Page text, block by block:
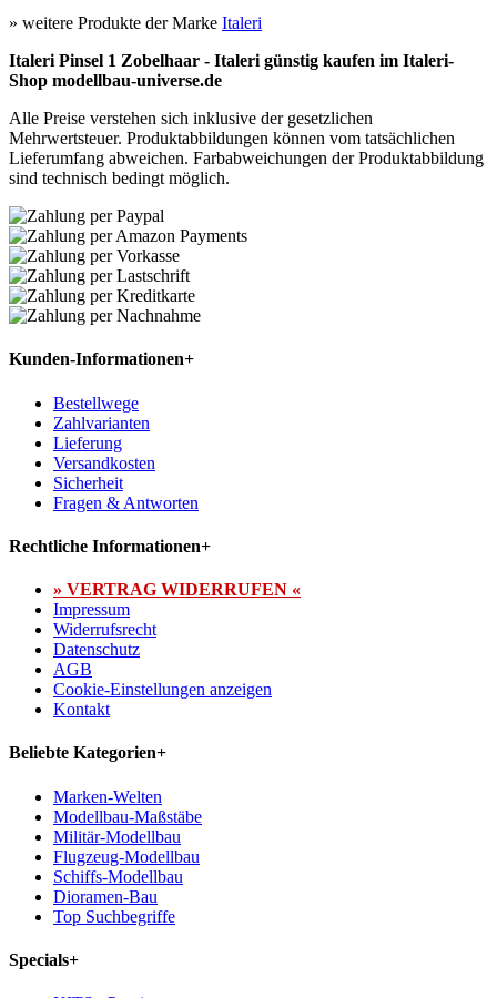
» weitere Produkte der Marke Italeri
Italeri Pinsel 1 Zobelhaar - Italeri günstig kaufen im Italeri-
Shop modellbau-universe.de
Alle Preise verstehen sich inklusive der gesetzlichen
Mehrwertsteuer. Produktabbildungen können vom tatsächlichen
Lieferumfang abweichen. Farbabweichungen der Produktabbildung
sind technisch bedingt möglich.
Kunden-Informationen+
Bestellwege
Zahlvarianten
Lieferung
Versandkosten
Sicherheit
Fragen & Antworten
Rechtliche Informationen+
» VERTRAG WIDERRUFEN «
Impressum
Widerrufsrecht
Datenschutz
AGB
Cookie-Einstellungen anzeigen
Kontakt
Beliebte Kategorien+
Marken-Welten
Modellbau-Maßstäbe
Militär-Modellbau
Flugzeug-Modellbau
Schiffs-Modellbau
Dioramen-Bau
Top Suchbegriffe
Specials+